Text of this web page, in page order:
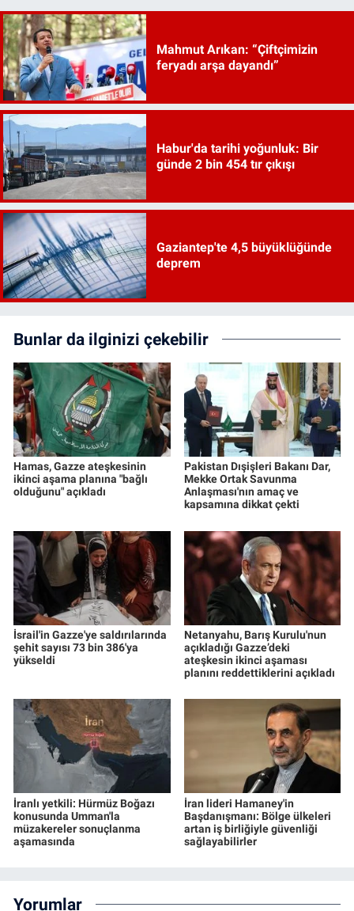
Mahmut Arıkan: “Çiftçimizin
feryadı arşa dayandı”
Habur'da tarihi yoğunluk: Bir
günde 2 bin 454 tır çıkışı
Gaziantep'te 4,5 büyüklüğünde
deprem
Bunlar da ilginizi çekebilir
Hamas, Gazze ateşkesinin
ikinci aşama planına "bağlı
olduğunu" açıkladı
Pakistan Dışişleri Bakanı Dar,
Mekke Ortak Savunma
Anlaşması'nın amaç ve
kapsamına dikkat çekti
İsrail'in Gazze'ye saldırılarında
şehit sayısı 73 bin 386'ya
yükseldi
Netanyahu, Barış Kurulu'nun
açıkladığı Gazze’deki
ateşkesin ikinci aşaması
planını reddettiklerini açıkladı
İranlı yetkili: Hürmüz Boğazı
konusunda Umman'la
müzakereler sonuçlanma
aşamasında
İran lideri Hamaney'in
Başdanışmanı: Bölge ülkeleri
artan iş birliğiyle güvenliği
sağlayabilirler
Yorumlar